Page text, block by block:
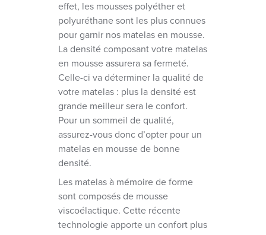
effet, les mousses polyéther et
polyuréthane sont les plus connues
pour garnir nos matelas en mousse.
La densité composant votre matelas
en mousse assurera sa fermeté.
Celle-ci va déterminer la qualité de
votre matelas : plus la densité est
grande meilleur sera le confort.
Pour un sommeil de qualité,
assurez-vous donc d’opter pour un
matelas en mousse de bonne
densité.
Les matelas à mémoire de forme
sont composés de mousse
viscoélactique. Cette récente
technologie apporte un confort plus